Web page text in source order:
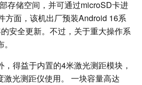
存储空间，并可通过microSD卡进
方面，该机出厂预装Android 16系
安全更新。不过，关于重大操作系
得益于内置的4米激光测距模块，
激光测距仪使用。 一块容量高达